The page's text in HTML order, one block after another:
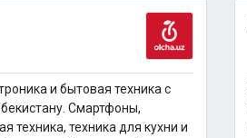
и бытовая техника с
Смартфоны,
техника, техника для кухни и